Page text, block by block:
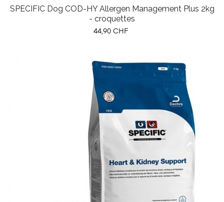
SPECIFIC Dog COD-HY Allergen Management Plus 2kg
- croquettes
Prix
44,90 CHF